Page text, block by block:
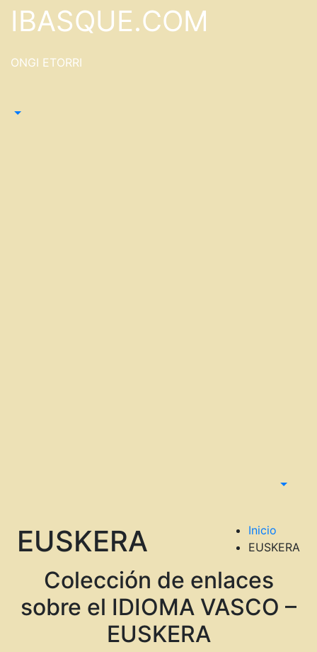
Saltar
IBASQUE.COM
ONGI ETORRI
EUSKERA
Inicio
EUSKERA
Colección de enlaces
sobre el IDIOMA VASCO –
EUSKERA